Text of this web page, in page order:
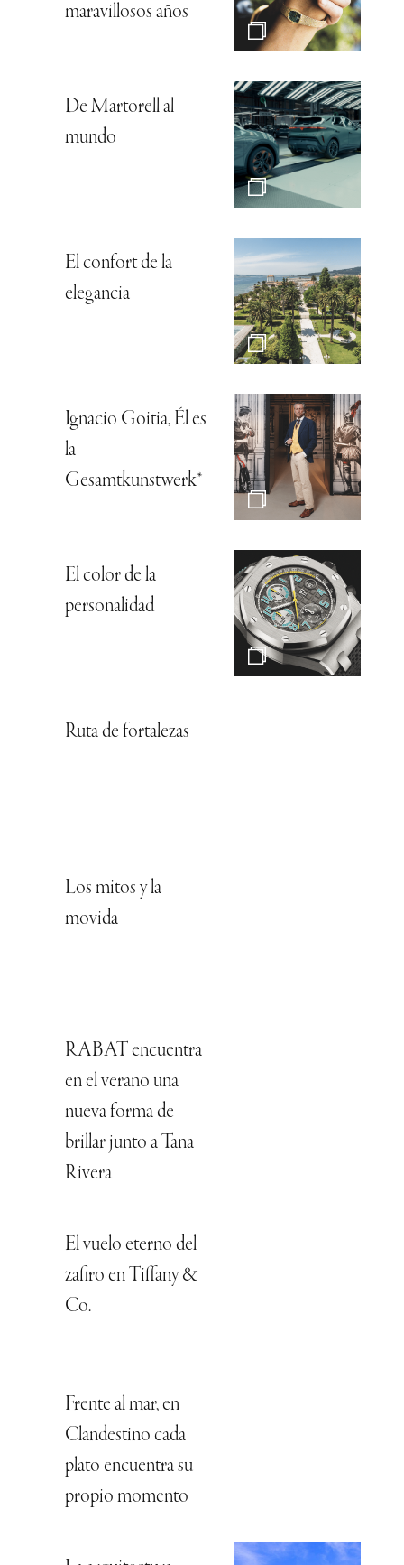
maravillosos años
De Martorell al
mundo
El confort de la
elegancia
Ignacio Goitia, Él es
la
Gesamtkunstwerk*
El color de la
personalidad
Ruta de fortalezas
Los mitos y la
movida
RABAT encuentra
en el verano una
nueva forma de
brillar junto a Tana
Rivera
El vuelo eterno del
zafiro en Tiffany &
Co.
Frente al mar, en
Clandestino cada
plato encuentra su
propio momento